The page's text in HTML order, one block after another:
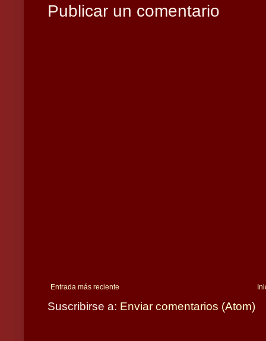
Publicar un comentario
Entrada más reciente
Suscribirse a: Enviar comentarios (Atom)